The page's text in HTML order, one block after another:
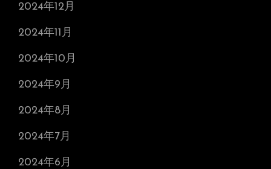
2024年12月
2024年11月
2024年10月
2024年9月
2024年8月
2024年7月
2024年6月